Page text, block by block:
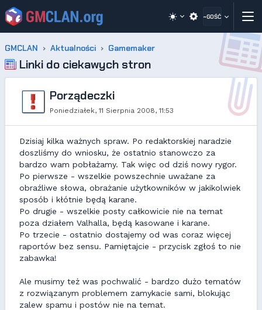
~GOŚĆ
GMCLAN Aktualności Gamemaker
Linki do ciekawych stron
Porządeczki
Poniedziałek, 11 Sierpnia 2008, 11:53
Dzisiaj kilka ważnych spraw. Po redaktorskiej naradzie
doszliśmy do wniosku, że ostatnio stanowczo za
bardzo wam pobłażamy. Tak więc od dziś nowy rygor.
Po pierwsze - wszelkie powszechnie uważane za
obraźliwe słowa, obrażanie użytkowników w jakikolwiek
sposób i kłótnie będą karane.
Po drugie - wszelkie posty całkowicie nie na temat
poza działem Valhalla, będą kasowane i karane.
Po trzecie - ostatnio dostajemy od was coraz więcej
raportów bez sensu. Pamiętajcie - przycisk zgłoś to nie
zabawka!
Ale musimy też was pochwalić - bardzo dużo tematów
z rozwiązanym problemem zamykacie sami, blokując
zalew spamu i postów nie na temat.